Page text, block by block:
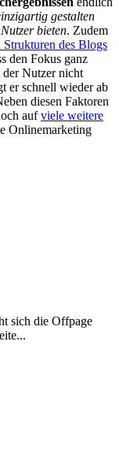
gestalten
bieten. Zudem
des Blogs
den Fokus ganz
Nutzer nicht
er schnell wieder ab
diesen Faktoren
aufviele weitere
Onlinemarketing
sich die Offpage